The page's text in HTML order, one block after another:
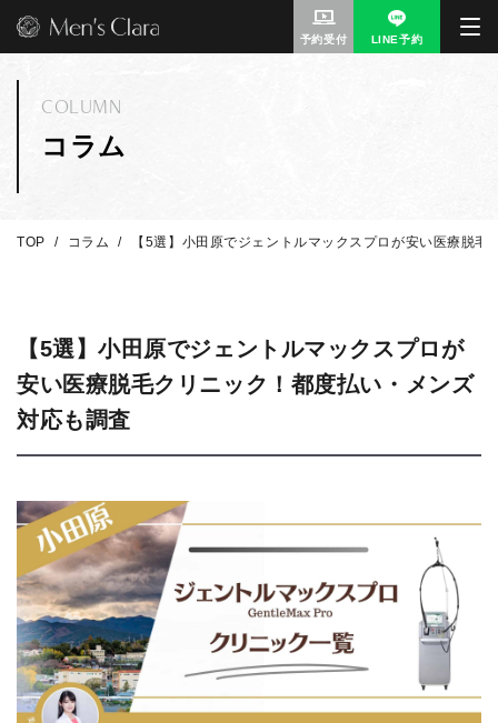
予約受付 LINE予約
コラム
COLUMN
TOP コラム 【5選】小田原でジェントルマックスプロが安い医療脱
【5選】小田原でジェントルマックスプロが
安い医療脱毛クリニック！都度払い・メンズ
対応も調査